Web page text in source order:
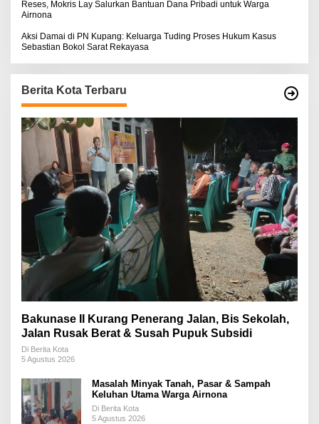
Reses, Mokris Lay Salurkan Bantuan Dana Pribadi untuk Warga
Airnona
Aksi Damai di PN Kupang: Keluarga Tuding Proses Hukum Kasus
Sebastian Bokol Sarat Rekayasa
Berita Kota Terbaru
Bakunase II Kurang Penerang Jalan, Bis Sekolah,
Jalan Rusak Berat & Susah Pupuk Subsidi
Di Berita Kota
5 Agustus 2026
Masalah Minyak Tanah, Pasar & Sampah
Keluhan Utama Warga Airnona
Di Berita Kota
5 Agustus 2026